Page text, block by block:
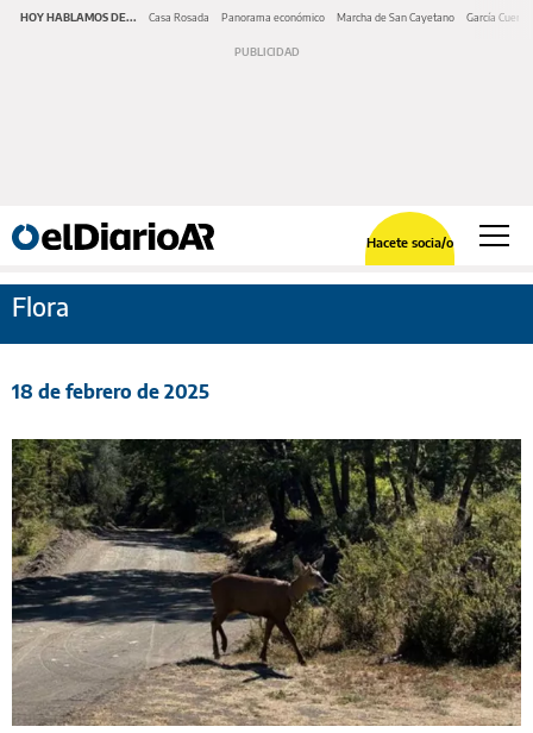
HOY HABLAMOS DE... Casa Rosada Panorama económico Marcha de San Cayetano García Cuerva
Hacete socia/o
Flora
18 de febrero de 2025